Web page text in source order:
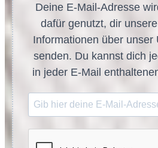
Deine E-Mail-Adresse
dafür genutzt, dir
Informationen über unser
senden. Du kannst dich
in jeder E-Mail